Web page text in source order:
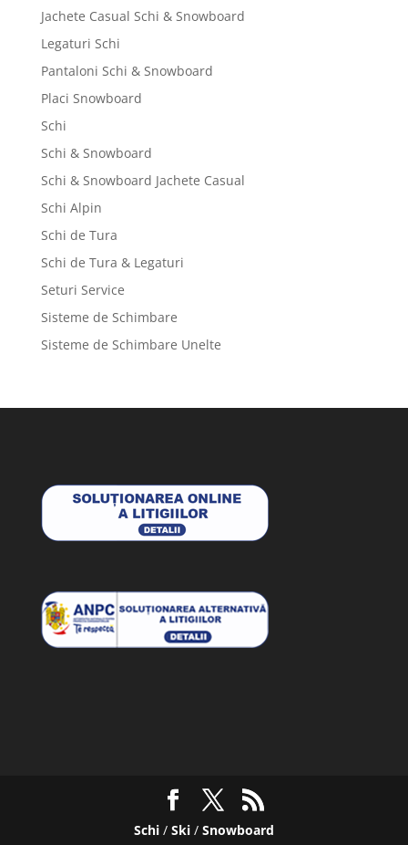
Jachete Casual Schi & Snowboard
Legaturi Schi
Pantaloni Schi & Snowboard
Placi Snowboard
Schi
Schi & Snowboard
Schi & Snowboard Jachete Casual
Schi Alpin
Schi de Tura
Schi de Tura & Legaturi
Seturi Service
Sisteme de Schimbare
Sisteme de Schimbare Unelte
Schi/ Ski/ Snowboard